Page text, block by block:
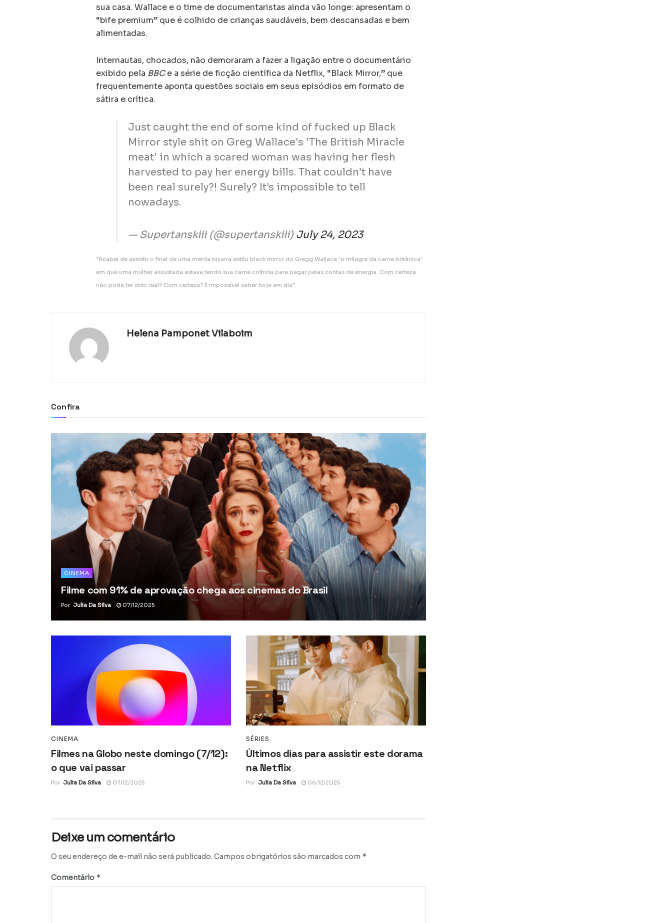
sua casa. Wallace e o time de documentaristas ainda vão longe: apresentam o
“bife premium” que é colhido de crianças saudáveis, bem descansadas e bem
alimentadas.
Internautas, chocados, não demoraram a fazer a ligação entre o documentário
exibido pela BBCe a série de ficção científica da Netflix, “Black Mirror,” que
frequentemente aponta questões sociais em seus episódios em formato de
sátira e crítica.
Just caught the end of some kind of fucked up Black
Mirror style shit on Greg Wallace's 'The British Miracle
meat' in which a scared woman was having her flesh
harvested to pay her energy bills. That couldn’t have
been real surely?! Surely? It’s impossible to tell
nowadays.
— Supertanskiii (@supertanskiii) July 24, 2023
“Acabei de assistir o final de uma merda bizarra estilo black mirror do Gregg Wallace ‘o milagre da carne britânica’
em que uma mulher assustada estava tendo sua carne colhida para pagar pelas contas de energia. Com certeza
não pode ter sido real? Com certeza? É impossível saber hoje em dia”
Helena Pamponet Vilaboim
Confira
CINEMA
Filme com 91% de aprovação chega aos cinemas do Brasil
Por Julia Da Silva 07/12/2025
CINEMA
Filmes na Globo neste domingo (7/12):
o que vai passar
Por Julia Da Silva 07/12/2025
SÉRIES
Últimos dias para assistir este dorama
na Netflix
Por Julia Da Silva 06/12/2025
Deixe um comentário
O seu endereço de e-mail não será publicado. Campos obrigatórios são marcados com *
Comentário *